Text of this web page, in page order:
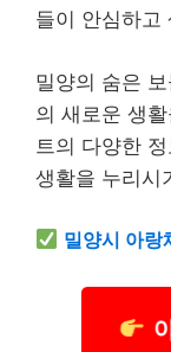
들이 안심하고
밀양의 숨은
의 새로운 생
트의 다양한
생활을 누리시
밀양시 아랑
아